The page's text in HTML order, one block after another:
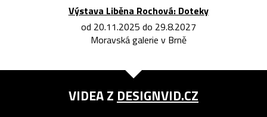
Výstava Liběna Rochová: Doteky
od 20.11.2025 do 29.8.2027
Moravská galerie v Brně
VIDEA Z DESIGNVID.CZ